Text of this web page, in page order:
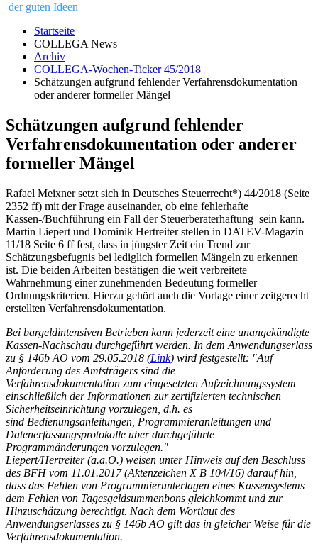
der guten Ideen
Startseite
COLLEGA News
Archiv
COLLEGA-Wochen-Ticker 45/2018
Schätzungen aufgrund fehlender Verfahrensdokumentation
oder anderer formeller Mängel
Schätzungen aufgrund fehlender
Verfahrensdokumentation oder anderer
formeller Mängel
Rafael Meixner setzt sich in Deutsches Steuerrecht*) 44/2018 (Seite
2352 ff) mit der Frage auseinander, ob eine fehlerhafte
Kassen-/Buchführung ein Fall der Steuerberaterhaftung sein kann.
Martin Liepert und Dominik Hertreiter stellen in DATEV-Magazin
11/18 Seite 6 ff fest, dass in jüngster Zeit ein Trend zur
Schätzungsbefugnis bei lediglich formellen Mängeln zu erkennen
ist. Die beiden Arbeiten bestätigen die weit verbreitete
Wahrnehmung einer zunehmenden Bedeutung formeller
Ordnungskriterien. Hierzu gehört auch die Vorlage einer zeitgerecht
erstellten Verfahrensdokumentation.
Bei bargeldintensiven Betrieben kann jederzeit eine unangekündigte
Kassen-Nachschau durchgeführt werden. In dem Anwendungserlass
zu § 146b AO vom 29.05.2018 (Link) wird festgestellt: "Auf
Anforderung des Amtsträgers sind die
Verfahrensdokumentation zum eingesetzten Aufzeichnungssystem
einschließlich der Informationen zur zertifizierten technischen
Sicherheitseinrichtung vorzulegen, d.h. es
sind Bedienungsanleitungen, Programmieranleitungen und
Datenerfassungsprotokolle über durchgeführte
Programmänderungen vorzulegen."
Liepert/Hertreiter (a.a.O.) weisen unter Hinweis auf den Beschluss
des BFH vom 11.01.2017 (Aktenzeichen X B 104/16) darauf hin,
dass das Fehlen von Programmierunterlagen eines Kassensystems
dem Fehlen von Tagesgeldsummenbons gleichkommt und zur
Hinzuschätzung berechtigt. Nach dem Wortlaut des
Anwendungserlasses zu § 146b AO gilt das in gleicher Weise für die
Verfahrensdokumentation.